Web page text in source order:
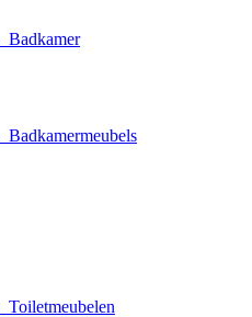
Badkamer
Badkamermeubels
Toiletmeubelen